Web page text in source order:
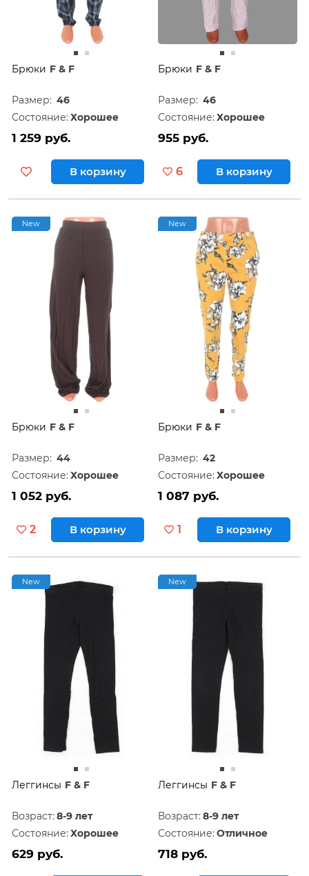
Брюки F & F
Размер: 46
Состояние: Хорошее
1 259 руб.
В корзину
Брюки F & F
Размер: 46
Состояние: Хорошее
955 руб.
6 В корзину
New
Брюки F & F
Размер: 44
Состояние: Хорошее
1 052 руб.
2 В корзину
New
Брюки F & F
Размер: 42
Состояние: Хорошее
1 087 руб.
1 В корзину
New
Леггинсы F & F
Возраст: 8-9 лет
Состояние: Хорошее
629 руб.
New
Леггинсы F & F
Возраст: 8-9 лет
Состояние: Отличное
718 руб.